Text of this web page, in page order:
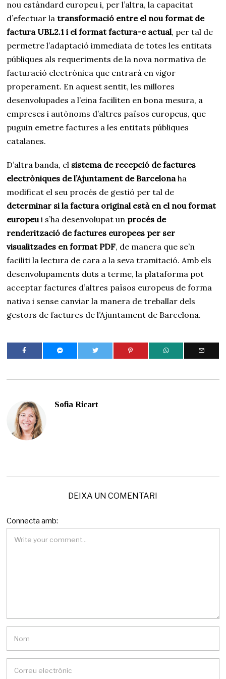
nou estàndard europeu i, per l’altra, la capacitat
d’efectuar latransformació entre el nou format de
factura UBL2.1 i el format factura-e actual, per tal de
permetre l’adaptació immediata de totes les entitats
públiques als requeriments de la nova normativa de
facturació electrònica que entrarà en vigor
properament. En aquest sentit, les millores
desenvolupades a l’eina faciliten en bona mesura, a
empreses i autònoms d’altres països europeus, que
puguin emetre factures a les entitats públiques
catalanes.
D’altra banda, el sistema de recepció de factures
electròniques de l’Ajuntament de Barcelonaha
modificat el seu procés de gestió per tal de
determinar si la factura original està en el nou format
europeu i s’ha desenvolupat un procés de
renderització de factures europees per ser
visualitzades en format PDF, de manera que se’n
faciliti la lectura de cara a la seva tramitació. Amb els
desenvolupaments duts a terme, la plataforma pot
acceptar factures d’altres països europeus de forma
nativa i sense canviar la manera de treballar dels
gestors de factures de l’Ajuntament de Barcelona.
Sofia Ricart
DEIXA UN COMENTARI
Connecta amb: